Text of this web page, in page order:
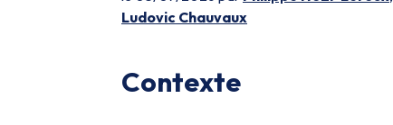
Ludovic Chauvaux
Contexte